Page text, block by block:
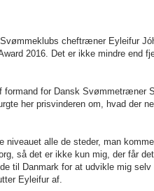
cheftræner Eyleifur
2016. Det er ikke mindre end
formand for Dansk Svømmetræner
her prisvinderen om, hvad der
niveauet alle de steder, man
så det er ikke kun mig, der får
til Danmark for at udvikle mig selv
Eyleifur af.